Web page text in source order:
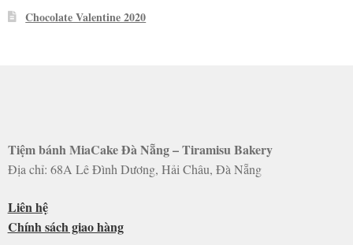
Chocolate Valentine 2020
Tiệm bánh MiaCake Đà Nẵng – Tiramisu Bakery
Địa chỉ: 68A Lê Đình Dương, Hải Châu, Đà Nẵng
Liên hệ
Chính sách giao hàng